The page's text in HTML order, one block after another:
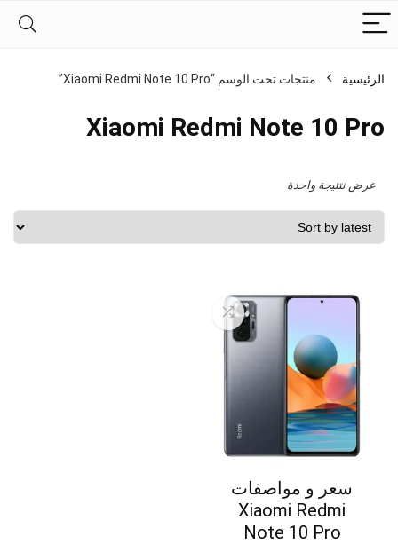
الرئيسية منتجات تحت الوسم “Xiaomi Redmi Note 10 Pro”
Xiaomi Redmi Note 10 Pro
عرض نتتيجة واحدة
سعر و مواصفات
Xiaomi Redmi
Note 10 Pro